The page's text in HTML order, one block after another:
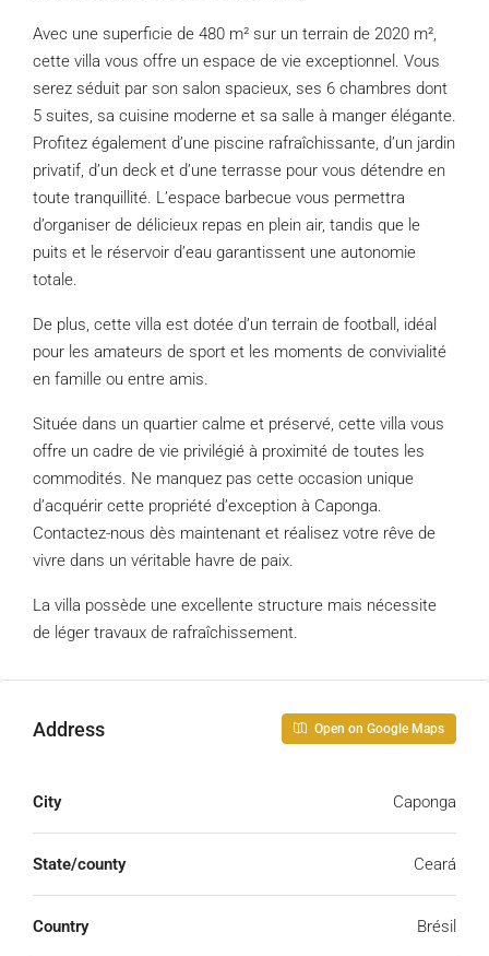
Avec une superficie de 480 m² sur un terrain de 2020 m²,
cette villa vous offre un espace de vie exceptionnel. Vous
serez séduit par son salon spacieux, ses 6 chambres dont
5 suites, sa cuisine moderne et sa salle à manger élégante.
Profitez également d’une piscine rafraîchissante, d’un jardin
privatif, d’un deck et d’une terrasse pour vous détendre en
toute tranquillité. L’espace barbecue vous permettra
d’organiser de délicieux repas en plein air, tandis que le
puits et le réservoir d’eau garantissent une autonomie
totale.
De plus, cette villa est dotée d’un terrain de football, idéal
pour les amateurs de sport et les moments de convivialité
en famille ou entre amis.
Située dans un quartier calme et préservé, cette villa vous
offre un cadre de vie privilégié à proximité de toutes les
commodités. Ne manquez pas cette occasion unique
d’acquérir cette propriété d’exception à Caponga.
Contactez-nous dès maintenant et réalisez votre rêve de
vivre dans un véritable havre de paix.
La villa possède une excellente structure mais nécessite
de léger travaux de rafraîchissement.
Address Open on Google Maps
City Caponga
State/county Ceará
Country Brésil